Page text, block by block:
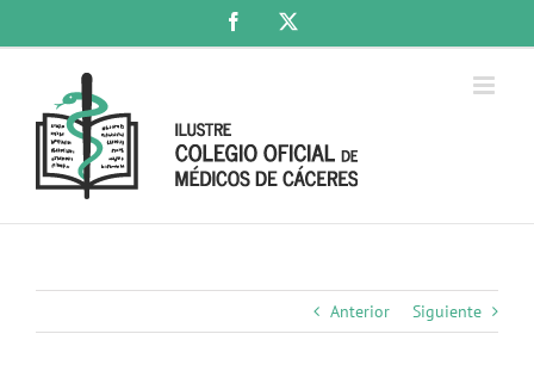
Facebook
Anterior Siguiente